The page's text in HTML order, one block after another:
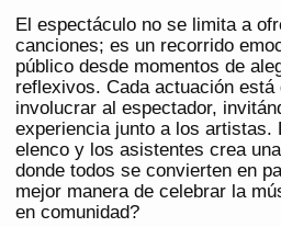
El espectáculo no se limita a
canciones; es un recorrido
público desde momentos de
reflexivos. Cada actuación está
involucrar al espectador,
experiencia junto a los artistas.
elenco y los asistentes crea
donde todos se convierten en
mejor manera de celebrar la
en comunidad?